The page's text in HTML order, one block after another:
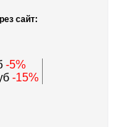
сайт:
-5%
-15%